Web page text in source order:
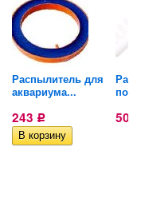
Распылитель для
аквариума...
243 Р 50